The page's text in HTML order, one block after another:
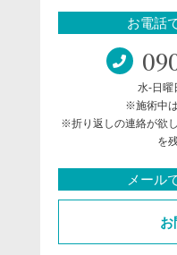
お電話
水-日
※施術中
※折り返しの連絡が欲
を
メール
お